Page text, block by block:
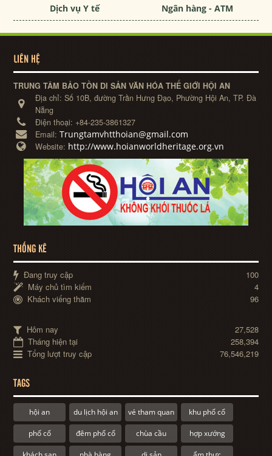
Dịch vụ Y tế Ngân hàng - ATM
LIÊN HỆ
TRUNG TÂM BẢO TỒN DI SẢN VĂN HÓA THẾ GIỚI HỘI AN
Địa chỉ:Số 10B, đường Trần Hưng Đạo, Phường Hội An, TP. Đà
Nẵng
Điện thoại: +84-235-3861327
Email:Trungtamvhtthoian@gmail.com
Website: http://www.hoianworldheritage.org.vn
THỐNG KÊ
Đang truy cập
100
Máy chủ tìm kiếm
4
Khách viếng thăm
96
Hôm nay
27,528
Tháng hiện tại
258,394
Tổng lượt truy cập
76,546,219
TAGS
hội an du lịch hội an vé tham quan khu phố cổ
phố cổ đêm phố cổ chùa cầu hợp xướng